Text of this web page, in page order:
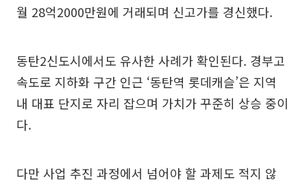
월 28억2000만원에 거래되며 신고가를 경신했다.
동탄2신도시에서도 유사한 사례가 확인된다. 경부고
속도로 지하화 구간 인근 ‘동탄역 롯데캐슬’은 지역
내 대표 단지로 자리 잡으며 가치가 꾸준히 상승 중이
다.
다만 사업 추진 과정에서 넘어야 할 과제도 적지 않